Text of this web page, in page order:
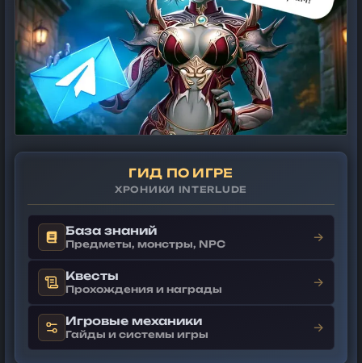
ГИД ПО ИГРЕ
ХРОНИКИ INTERLUDE
База знаний
Предметы, монстры, NPC →
Квесты
Прохождения и награды →
Игровые механики
Гайды и системы игры →